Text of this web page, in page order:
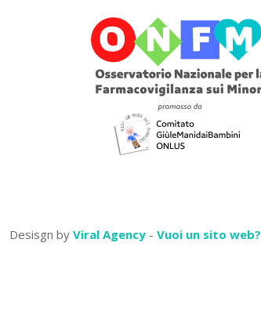
Desisgn by Viral Agency - Vuoi un sito web?